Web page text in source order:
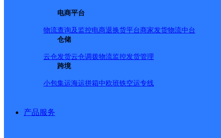
电商平台
物流查询及监控电商退换货平台商家发货物流中台
仓储
云仓发货云仓调拨物流监控发货管理
跨境
小包集运海运拼箱中欧班铁空运专线
产品服务
韵达速递(90) 中通快递(27)
乡宁县(21) 襄汾县(49) 尧都区(89) 翼城县(39) 永和县(14)
汾西县,临汾市,快递网点
凤凰城速运营业点